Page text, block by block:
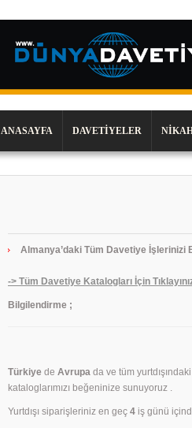
ANASAYFA DAVETIYELER
Almanya’daki Tüm Davetiye İşlerinizi
-> Tüm Davetiye Katalogları İçin
Bilgilendirme ;
Türkiye de Avrupa da ve tüm
kataloglarımızı beğeninize sunuyoruz .
Yurtdışı siparişleriniz en geç 4 iş günü